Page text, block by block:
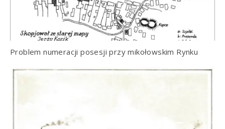
Problem numeracji posesji przy mikołowskim Rynku